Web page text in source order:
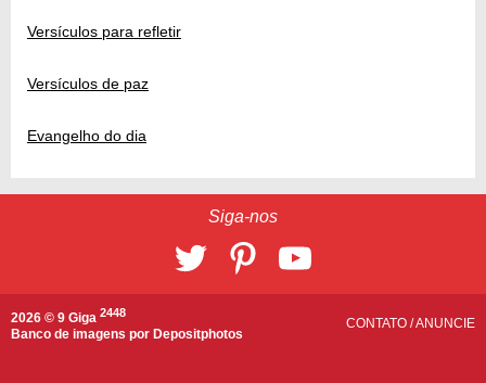
Versículos para refletir
Versículos de paz
Evangelho do dia
Siga-nos
2026 © 9 Giga 2448
Banco de imagens por Depositphotos
CONTATO /ANUNCIE